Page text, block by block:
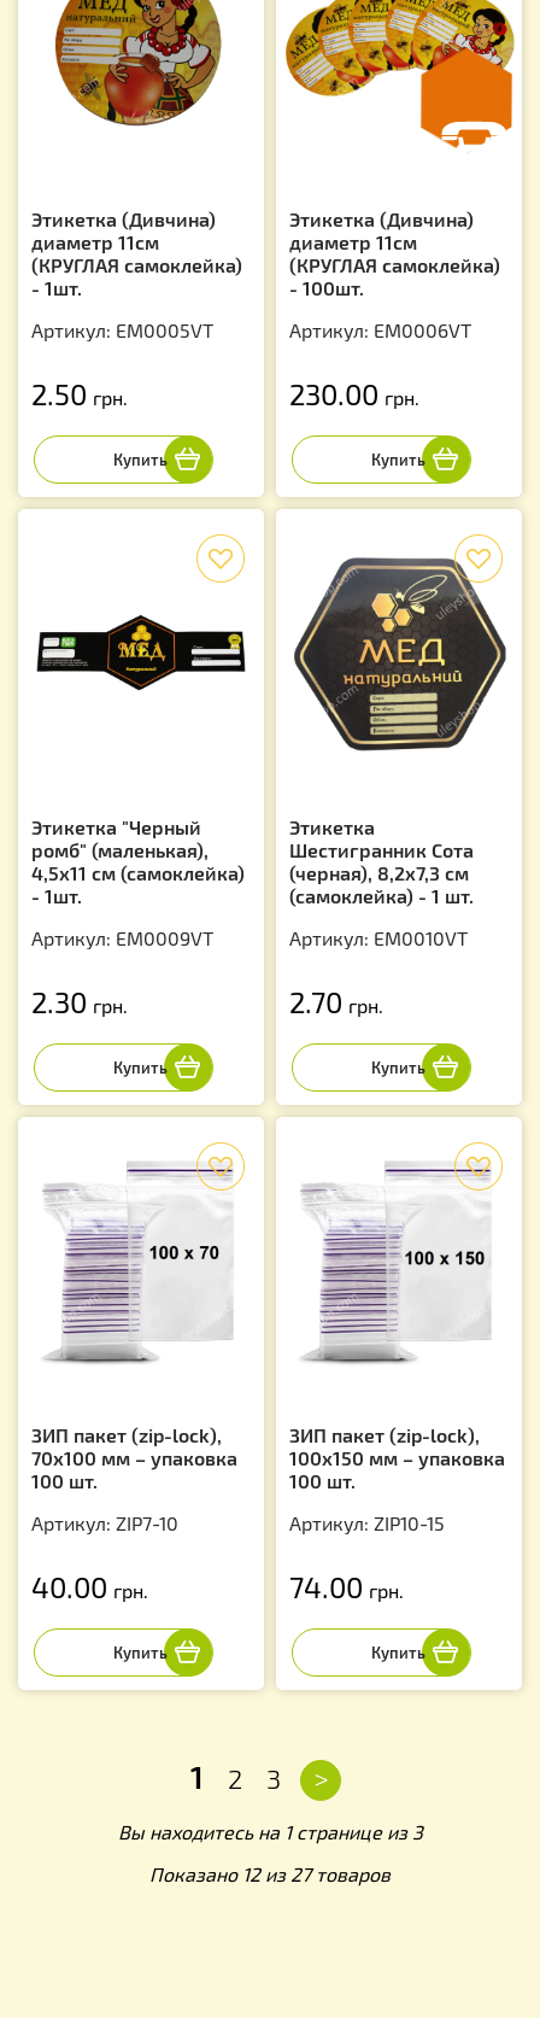
Этикетка (Дивчина)
диаметр 11см
(КРУГЛАЯ самоклейка)
- 1шт.
Артикул: EM0005VT
2.50 грн.
Этикетка (Дивчина)
диаметр 11см
(КРУГЛАЯ самоклейка)
- 100шт.
Артикул: EM0006VT
230.00 грн.
Этикетка "Черный
ромб" (маленькая),
4,5х11 см (самоклейка)
- 1шт.
Артикул: EM0009VT
2.30 грн.
Этикетка
Шестигранник Сота
(черная), 8,2х7,3 см
(самоклейка) - 1 шт.
Артикул: EM0010VT
2.70 грн.
ЗИП пакет (zip-lock),
70х100 мм – упаковка
100 шт.
Артикул: ZIP7-10
40.00 грн.
ЗИП пакет (zip-lock),
100х150 мм – упаковка
100 шт.
Артикул: ZIP10-15
74.00 грн.
1 2 3 >
Вы находитесь на 1 странице из 3
Показано 12 из 27 товаров